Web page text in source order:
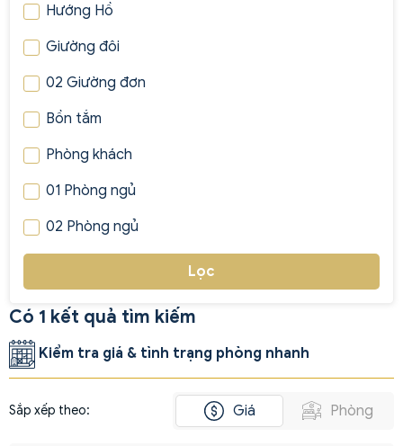
Hướng Hồ
Giường đôi
02 Giường đơn
Bồn tắm
Phòng khách
01 Phòng ngủ
02 Phòng ngủ
Lọc
Có 1 kết quả tìm kiếm
Kiểm tra giá & tình trạng phòng nhanh
Sắp xếp theo: Giá Phòng